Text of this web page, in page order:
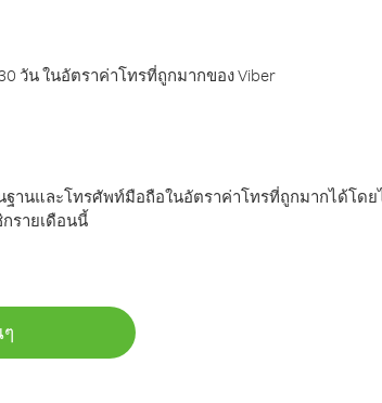
วัน ในอัตราค่าโทรที่ถูกมากของ Viber
านและโทรศัพท์มือถือในอัตราค่าโทรที่ถูกมากได้โดย
รายเดือนนี้